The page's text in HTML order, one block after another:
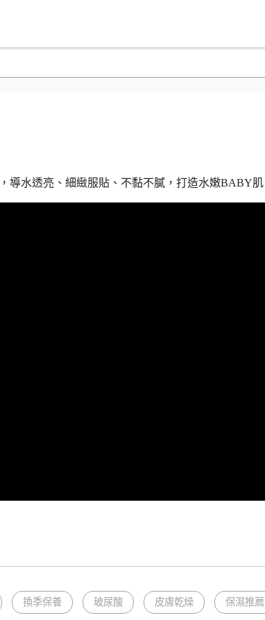
導水透亮、細緻服貼、不黏不膩，打造水嫩BABY肌
換季保養 玻尿酸 皮膚乾燥 保濕推薦